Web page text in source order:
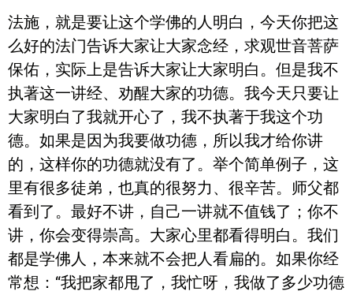
法施，就是要让这个学佛的人明白，今天你把这
么好的法门告诉大家让大家念经，求观世音菩萨
保佑，实际上是告诉大家让大家明白。但是我不
执著这一讲经、劝醒大家的功德。我今天只要让
大家明白了我就开心了，我不执著于我这个功
德。如果是因为我要做功德，所以我才给你讲
的，这样你的功德就没有了。举个简单例子，这
里有很多徒弟，也真的很努力、很辛苦。师父都
看到了。最好不讲，自己一讲就不值钱了；你不
讲，你会变得崇高。大家心里都看得明白。我们
都是学佛人，本来就不会把人看扁的。如果你经
常想：“我把家都甩了，我忙呀，我做了多少功德